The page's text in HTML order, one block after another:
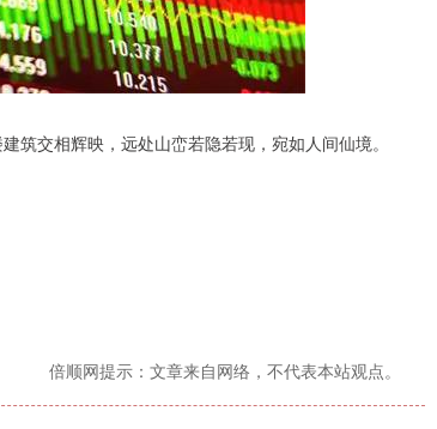
筑交相辉映，远处山峦若隐若现，宛如人间仙境。
倍顺网提示：文章来自网络，不代表本站观点。
深证成指 14110.12